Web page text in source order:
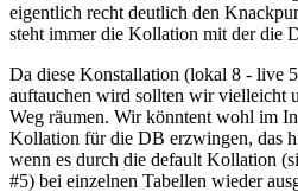
eigentlich recht deutlich den
steht immer die Kollation mit der die
Da diese Konstallation (lokal 8 - live
auftauchen wird sollten wir vielleicht
Weg räumen. Wir könntent wohl im
Kollation für die DB erzwingen, das
wenn es durch die default Kollation
#5) bei einzelnen Tabellen wieder